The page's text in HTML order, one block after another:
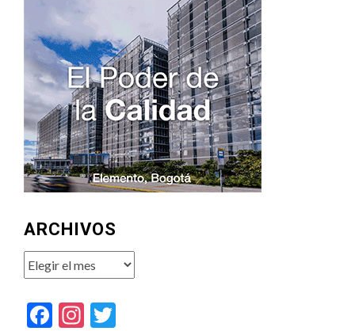
ARCHIVOS
Archivos
Facebook
Instagram